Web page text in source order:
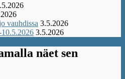
vauhdissa 3.5.2026
3.5.2026
näet sen